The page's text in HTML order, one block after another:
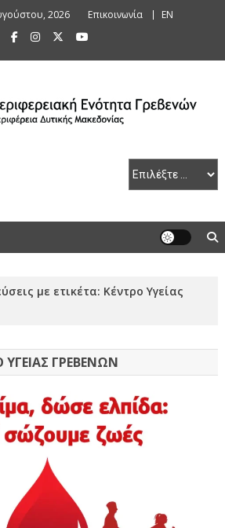
2026 Επικοινωνία ΕΝ
με ετικέτα: Κέντρο Υγείας
ΥΓΕΊΑΣ ΓΡΕΒΕΝΏΝ